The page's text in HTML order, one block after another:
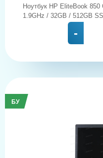
Ноутбук HP EliteBook 850
1.9GHz / 32GB / 512GB
-
БУ